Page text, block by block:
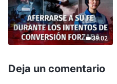
39:02
Deja un comentario